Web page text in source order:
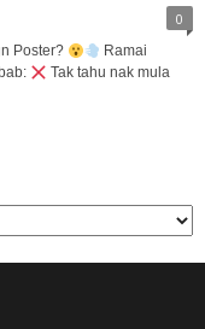
0
Poster?
Ramai
Tak tahu nak mula